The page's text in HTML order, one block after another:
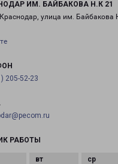
ИМ. БАЙБАКОВА Н.К 21
улица им. Байбакова
205-52-23
РАБОТЫ